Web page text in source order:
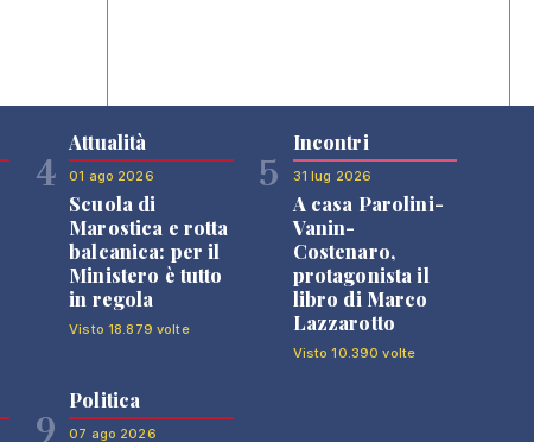
4
Attualità
01 ago 2026
Scuola di
Marostica e rotta
balcanica: per il
Ministero è tutto
in regola
Visto 18.879 volte
5
Incontri
31 lug 2026
A casa Parolini-
Vanin-
Costenaro,
protagonista il
libro di Marco
Lazzarotto
Visto 10.390 volte
9
Politica
07 ago 2026